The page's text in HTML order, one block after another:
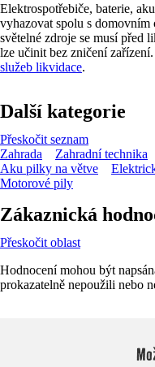
Elektrospotřebiče, baterie,
vyhazovat spolu s domovním
světelné zdroje se musí před
lze učinit bez zničení
služeb likvidace.
Další kategorie
Přeskočit seznam
Zahrada
Zahradní technika
Aku pilky na větve
Motorové pily
Zákaznická
Přeskočit oblast
Hodnocení mohou být
prokazatelně nepoužili nebo